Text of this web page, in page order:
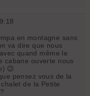
en montagne sans
va dire que nous
quand même le
cabane ouverte nous
😉
pensez vous de la
de la Petite